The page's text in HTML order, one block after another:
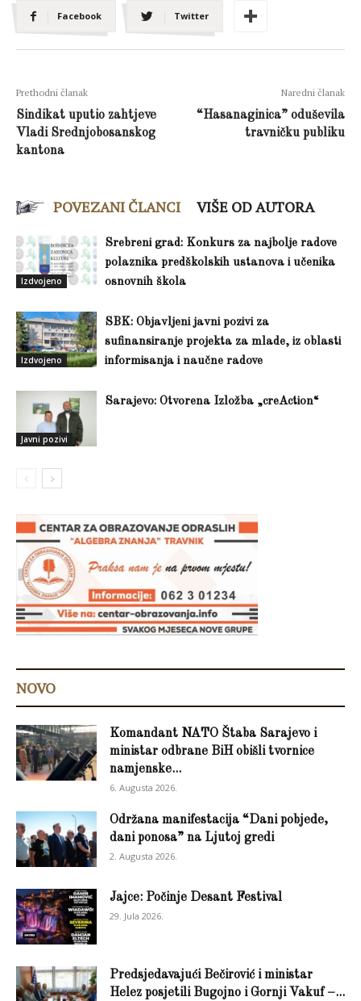
Facebook Twitter
Prethodni članak
Sindikat uputio zahtjeve
Vladi Srednjobosanskog
kantona
Naredni članak
“Hasanaginica” oduševila
travničku publiku
POVEZANI ČLANCI VIŠE OD AUTORA
Izdvojeno
Srebreni grad: Konkurs za najbolje radove
polaznika predškolskih ustanova i učenika
osnovnih škola
Izdvojeno
SBK: Objavljeni javni pozivi za
sufinansiranje projekta za mlade, iz oblasti
informisanja i naučne radove
Javni pozivi
Sarajevo: Otvorena Izložba „creAction“
NOVO
Komandant NATO Štaba Sarajevo i
ministar odbrane BiH obišli tvornice
namjenske...
6. Augusta 2026.
Održana manifestacija “Dani pobjede,
dani ponosa” na Ljutoj gredi
2. Augusta 2026.
Jajce: Počinje Desant Festival
29. Jula 2026.
Predsjedavajući Bečirović i ministar
Helez posjetili Bugojno i Gornji Vakuf –...